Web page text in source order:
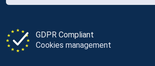
GDPR Compliant
Cookies management